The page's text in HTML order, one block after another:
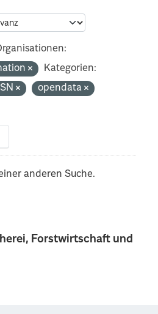
Forstwirtschaft und
Kategorien:
opendata
anderen Suche.